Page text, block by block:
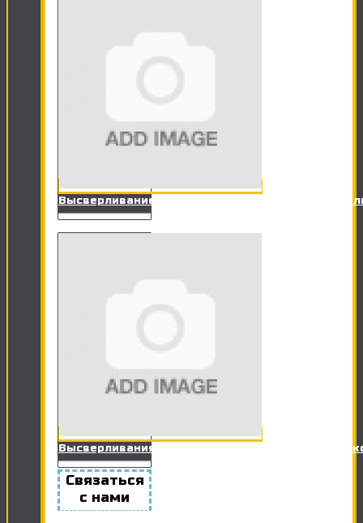
Высверливание отверстия под точечный
Высверливания отверстий в гипсокартоне для
Связаться
с нами